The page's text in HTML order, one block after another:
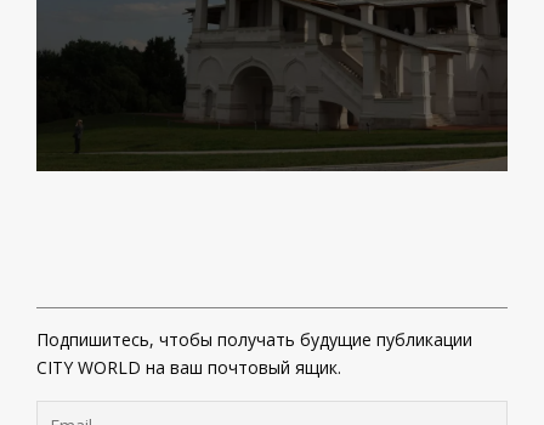
Подпишитесь, чтобы получать будущие публикации
CITY WORLD на ваш почтовый ящик.